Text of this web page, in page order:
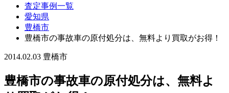
査定事例一覧
愛知県
豊橋市
豊橋市の事故車の原付処分は、無料より買取がお得！
2014.02.03 豊橋市
豊橋市の事故車の原付処分は、無料よ